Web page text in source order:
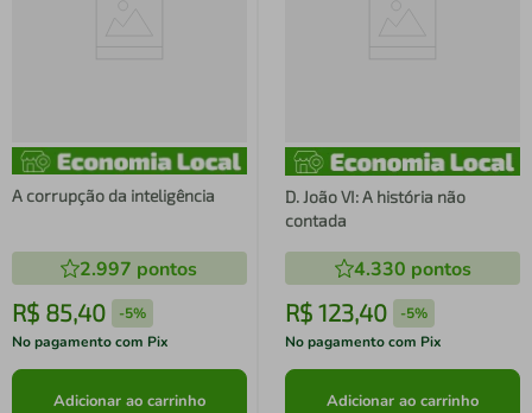
A corrupção da inteligência
2.997 pontos
R$ 85,40 -5%
No pagamento com Pix
Adicionar ao carrinho
D. João VI: A história não
contada
4.330 pontos
R$ 123,40 -5%
No pagamento com Pix
Adicionar ao carrinho